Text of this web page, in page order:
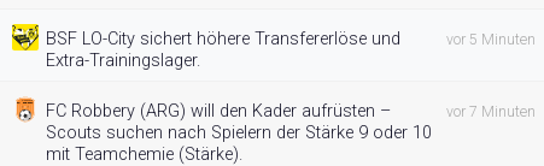
BSF LO-City sichert höhere Transfererlöse und
Extra-Trainingslager.
vor 5 Minuten
FC Robbery (ARG) will den Kader aufrüsten –
Scouts suchen nach Spielern der Stärke 9 oder 10
mit Teamchemie (Stärke).
vor 7 Minuten